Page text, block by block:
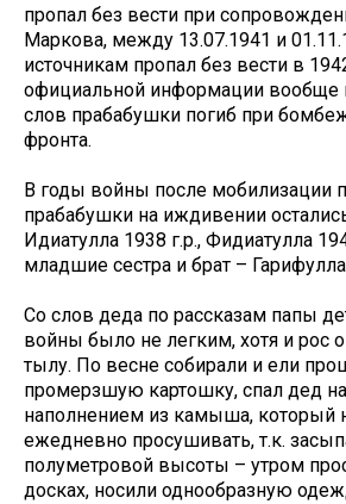
пропал без вести при
Маркова, между 13.07.1941 и
источникам пропал без вести в
официальной информации вообще
слов прабабушки погиб при
фронта.
В годы войны после мобилизации
прабабушки на иждивении
Идиатулла 1938 г.р., Фидиатулла
младшие сестра и брат –
Со слов деда по рассказам папы
войны было не легким, хотя и рос
тылу. По весне собирали и ели
промерзшую картошку, спал дед
наполнением из камыша, который
ежедневно просушивать, т.к.
полуметровой высоты – утром
досках, носили однообразную